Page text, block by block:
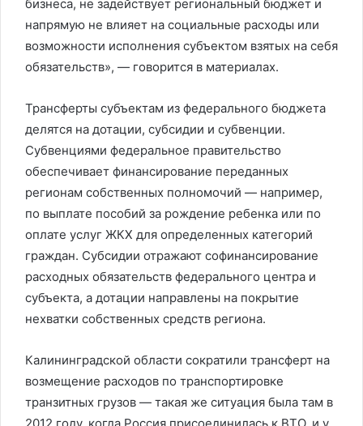
бизнеса, не задействует региональный бюджет и
напрямую не влияет на социальные расходы или
возможности исполнения субъектом взятых на себя
обязательств», — говорится в материалах.
Трансферты субъектам из федерального бюджета
делятся на дотации, субсидии и субвенции.
Субвенциями федеральное правительство
обеспечивает финансирование переданных
регионам собственных полномочий — например,
по выплате пособий за рождение ребенка или по
оплате услуг ЖКХ для определенных категорий
граждан. Субсидии отражают софинансирование
расходных обязательств федерального центра и
субъекта, а дотации направлены на покрытие
нехватки собственных средств региона.
Калининградской области сократили трансферт на
возмещение расходов по транспортировке
транзитных грузов — такая же ситуация была там в